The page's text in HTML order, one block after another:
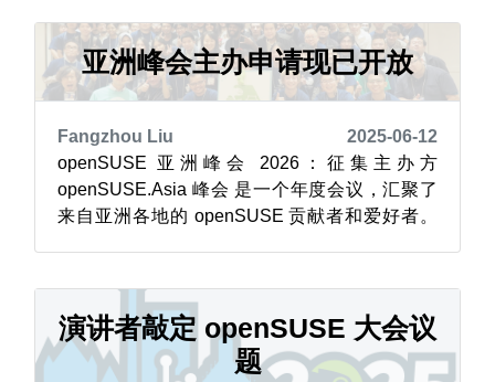
味挑战”、“终极 YaST 挑战”以及不断更新的
“openSUSE 专家”模式。该应用程序旨在用...
亚洲峰会主办申请现已开放
Fangzhou Liu
2025-06-12
openSUSE 亚洲峰会 2026：征集主办方
openSUSE.Asia 峰会 是一个年度会议，汇聚了
来自亚洲各地的 openSUSE 贡献者和爱好者。
发行版，探讨其在个人和企业环境中的应用，同
时也致力于推广更广泛的开源文化。 作为其在亚
洲推...
演讲者敲定 openSUSE 大会议
题